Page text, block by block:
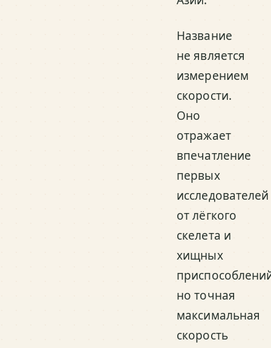
Название
не является
измерением
скорости.
Оно
отражает
впечатление
первых
исследователей
от лёгкого
скелета и
хищных
но точная
максимальная
скорость